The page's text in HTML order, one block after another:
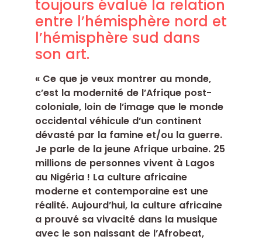
toujours évalué la relation
entre l’hémisphère nord et
l’hémisphère sud dans
son art.
« Ce que je veux montrer au monde,
c’est la modernité de l’Afrique post-
coloniale, loin de l’image que le monde
occidental véhicule d’un continent
dévasté par la famine et/ou la guerre.
Je parle de la jeune Afrique urbaine. 25
millions de personnes vivent à Lagos
au Nigéria ! La culture africaine
moderne et contemporaine est une
réalité. Aujourd’hui, la culture africaine
a prouvé sa vivacité dans la musique
avec le son naissant de l’Afrobeat,